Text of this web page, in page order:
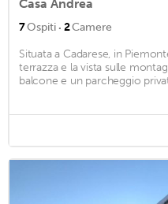
Casa Andrea
7Ospiti · 2Camere
Situata a Cadarese, in
terrazza e la vista sulle
balcone e un parcheggio